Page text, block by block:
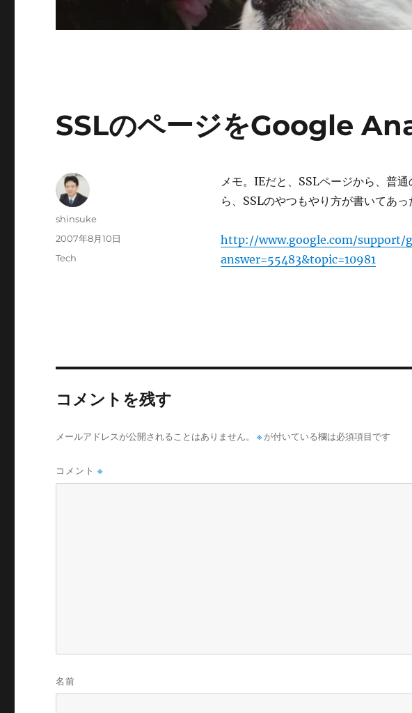
SSLのページをGoogle
メモ。IEだと、SSLページから、普
ら、SSLのやつもやり方が書いてあっ
http://www.google.com/support/
answer=55483&topic=10981
投
shinsuke
投
2007年8月10日
カ
Tech
コメントを残す
メールアドレスが公開されることはありません。 ※ が付いている欄は必須項目です
コメント※
名前